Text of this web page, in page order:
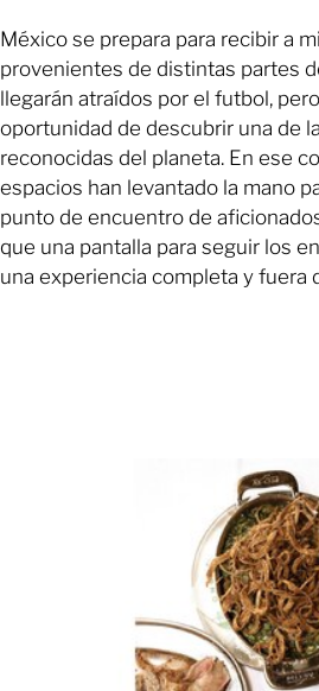
México se prepara para recibir a
provenientes de distintas partes
llegarán atraídos por el futbol,
oportunidad de descubrir una de
reconocidas del planeta. En ese
espacios han levantado la mano
punto de encuentro de
que una pantalla para seguir los
una experiencia completa y fuera